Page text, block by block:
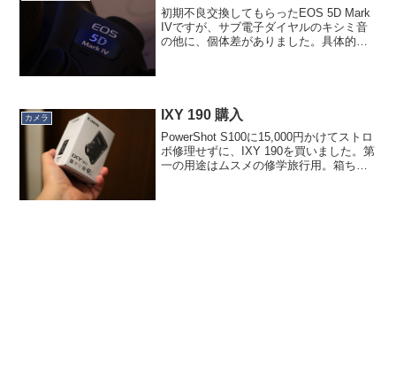
初期不良交換してもらったEOS 5D Mark
IVですが、サブ電子ダイヤルのキシミ音
の他に、個体差がありました。具体的に
カメラ IXY 190 購入
PowerShot S100に15,000円かけてストロ
ボ修理せずに、IXY 190を買いました。第
一の用途はムスメの修学旅行用。箱ちっ